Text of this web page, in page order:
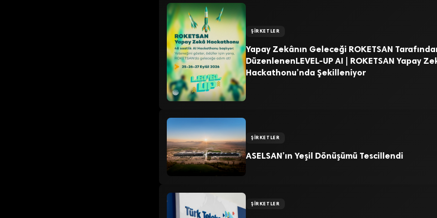
ŞIRKETLER
Yapay Zekânın Geleceği ROKETSAN
DüzenlenenLEVEL-UP AI | ROKETSAN Yapay
Hackathonu’nda Şekilleniyor
ŞIRKETLER
ASELSAN’ın Yeşil Dönüşümü Tescillendi
ŞIRKETLER